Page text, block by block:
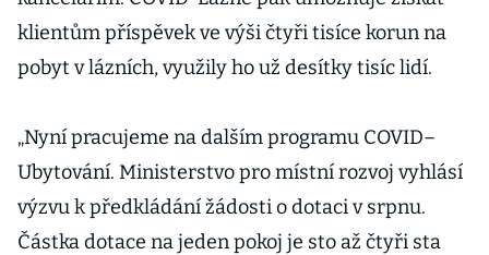
klientům příspěvek ve výši čtyři tisíce korun na
pobyt v lázních, využily ho už desítky tisíc lidí.
„Nyní pracujeme na dalším programu COVID–
Ubytování. Ministerstvo pro místní rozvoj vyhlásí
výzvu k předkládání žádosti o dotaci v srpnu.
Částka dotace na jeden pokoj je sto až čtyři sta